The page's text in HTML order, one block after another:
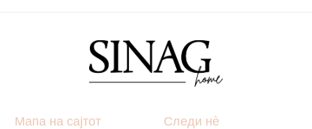
Мапа на сајтот Следи нè